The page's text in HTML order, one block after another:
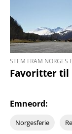
STEM FRAM NORGES
Favoritter til
Emneord:
Norgesferie